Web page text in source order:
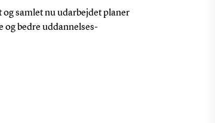
samlet nu udarbejdet planer
og bedre uddannelses-